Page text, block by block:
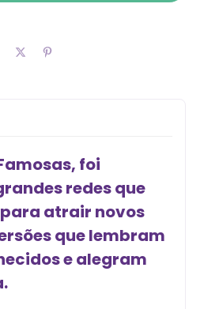
foi
redes que
atrair novos
que lembram
e alegram